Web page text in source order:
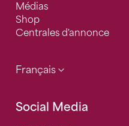
Médias
Shop
Centrales d'annonce
Français
Social Media